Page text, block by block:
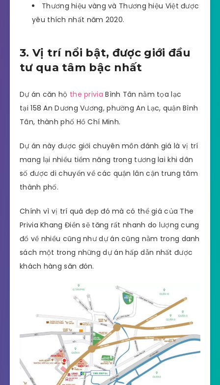
Thương hiệu vàng và Thương hiệu Việt được
yêu thích nhất năm 2020.
3. Vị trí nổi bật, được giới đầu
tư qua tâm bậc nhất
Dự án căn hộ the privia Bình Tân nằm tọa lạc
tại 158 An Dương Vương, phường An Lạc, quận Bình
Tân, thành phố Hồ Chí Minh.
Dự án này được giới chuyên môn đánh giá là vị trí
mang lại nhiều tiềm năng trong tương lai khi dân
số được di chuyển về các quận lân cận trung tâm
thành phố.
Chính vì vị trí quá đẹp đó mà có thể giá của The
Privia Khang Điền sẽ tăng rất nhanh do lượng cung
đổ về nhiều cũng như dự án cũng nằm trong danh
sách một trong những dự án hấp dẫn nhất được
khách hàng săn đón.